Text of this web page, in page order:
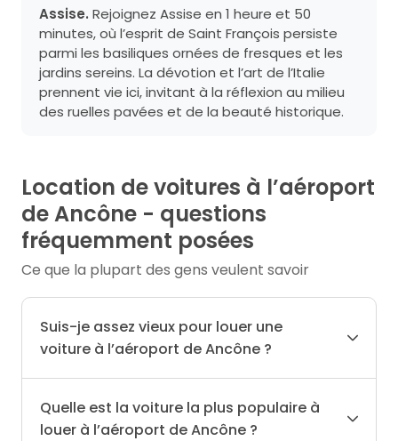
Assise. Rejoignez Assise en 1 heure et 50
minutes, où l’esprit de Saint François persiste
parmi les basiliques ornées de fresques et les
jardins sereins. La dévotion et l’art de l’Italie
prennent vie ici, invitant à la réflexion au milieu
des ruelles pavées et de la beauté historique.
Location de voitures à l’aéroport
de Ancône - questions
fréquemment posées
Ce que la plupart des gens veulent savoir
Suis-je assez vieux pour louer une
voiture à l’aéroport de Ancône ?
Quelle est la voiture la plus populaire à
louer à l’aéroport de Ancône ?